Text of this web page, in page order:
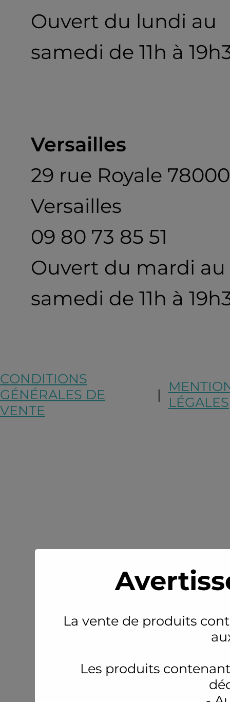
La vente de produits
Les produits
Ouvert du lundi au
samedi de 11h à
Versailles
29 rue Royale 78000
Versailles
09 80 73 85 51
Ouvert du mardi au
samedi de 11h à
CONDITIONS
GÉNÉRALES DE
VENTE
|LÉGALES